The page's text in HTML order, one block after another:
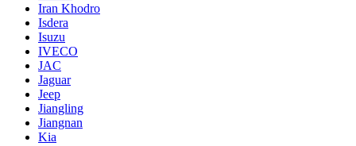
Iran Khodro
Isdera
Isuzu
IVECO
JAC
Jaguar
Jeep
Jiangling
Jiangnan
Kia